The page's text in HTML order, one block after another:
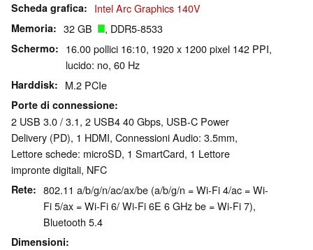
Scheda grafica Intel Arc Graphics 140V
Memoria 32 GB , DDR5-8533
Schermo
16.00 pollici 16:10, 1920 x 1200 pixel 142 PPI,
lucido: no, 60 Hz
Harddisk M.2 PCIe
Porte di connessione
2 USB 3.0 / 3.1, 2 USB4 40 Gbps, USB-C Power
Delivery (PD), 1 HDMI, Connessioni Audio: 3.5mm,
Lettore schede: microSD, 1 SmartCard, 1 Lettore
impronte digitali, NFC
Rete
802.11 a/​b/​g/​n/​ac/​ax/​be (a/b/g/n = Wi-Fi 4/ac = Wi-
Fi 5/ax = Wi-Fi 6/ Wi-Fi 6E 6 GHz be = Wi-Fi 7),
Bluetooth 5.4
Dimensioni